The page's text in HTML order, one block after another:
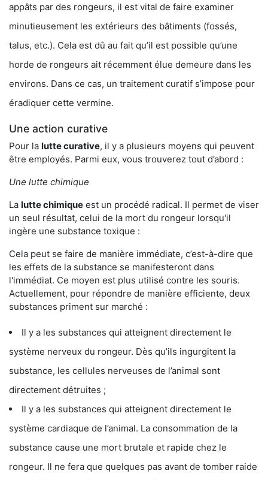
appâts par des rongeurs, il est vital de faire examiner
minutieusement les extérieurs des bâtiments (fossés,
talus, etc.). Cela est dû au fait qu’il est possible qu’une
horde de rongeurs ait récemment élue demeure dans les
environs. Dans ce cas, un traitement curatif s’impose pour
éradiquer cette vermine.
Une action curative
Pour la lutte curative, il y a plusieurs moyens qui peuvent
être employés. Parmi eux, vous trouverez tout d’abord :
Une lutte chimique
La lutte chimique est un procédé radical. Il permet de viser
un seul résultat, celui de la mort du rongeur lorsqu'il
ingère une substance toxique :
Cela peut se faire de manière immédiate, c’est-à-dire que
les effets de la substance se manifesteront dans
l'immédiat. Ce moyen est plus utilisé contre les souris.
Actuellement, pour répondre de manière efficiente, deux
substances priment sur marché :
Il y a les substances qui atteignent directement le
système nerveux du rongeur. Dès qu’ils ingurgitent la
substance, les cellules nerveuses de l’animal sont
directement détruites ;
Il y a les substances qui atteignent directement le
système cardiaque de l’animal. La consommation de la
substance cause une mort brutale et rapide chez le
rongeur. Il ne fera que quelques pas avant de tomber raide